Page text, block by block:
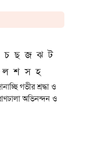
চ ছ জ ঝ ট
ল শ স হ
গভীর শ্রদ্ধা ও
অভিনন্দন ও